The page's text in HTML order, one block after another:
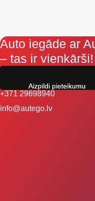
Auto iegāde ar
– tas ir vienkārši!
+371 29698940
info@autego.lv